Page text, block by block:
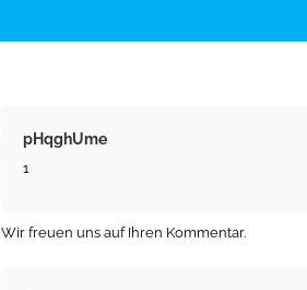
pHqghUme
1
Wir freuen uns auf Ihren Kommentar.